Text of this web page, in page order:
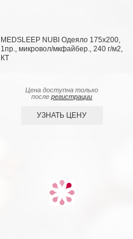
MEDSLEEP NUBI Одеяло 175х200,
1пр., микровол/мкфайбер., 240 г/м2,
КТ
Цена доступна только
послерегистрации
УЗНАТЬ ЦЕНУ